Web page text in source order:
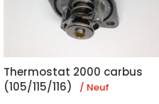
Thermostat 2000 carbus
(105/115/116)
/ Neuf